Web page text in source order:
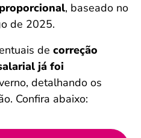
, baseado no
de 2025.
de correção
já foi
detalhando os
Confira abaixo: